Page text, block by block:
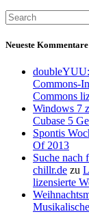
Neueste Kommentare
Commons-
Commons
Windows 7
Cubase 5
Spontis
Of 2013
Suche nach
chillr.de zu
lizensierte